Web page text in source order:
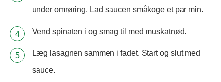
under omrøring. Lad saucen småkoge et par min.
Vend spinaten i og smag til med muskatnød.
Læg lasagnen sammen i fadet. Start og slut med
sauce.